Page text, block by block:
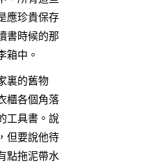
應珍貴保存
書時候的那
箱中。
裏的舊物
櫃各個角落
工具書。說
但要說他待
點拖泥帶水